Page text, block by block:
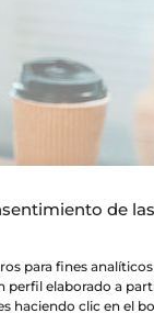
de
para fines
perfil elaborado a
haciendo clic en el